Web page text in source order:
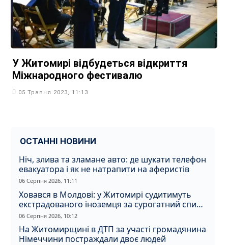
У Житомирі відбудеться відкриття
Міжнародного фестивалю
05 Травня 2023, 11:13
ОСТАННІ НОВИНИ
Ніч, злива та зламане авто: де шукати телефон
евакуатора і як не натрапити на аферистів
06 Серпня 2026, 11:11
Ховався в Молдові: у Житомирі судитимуть
екстрадованого іноземця за сурогатний спирт
і відмивання грошей
06 Серпня 2026, 10:12
На Житомирщині в ДТП за участі громадянина
Німеччини постраждали двоє людей